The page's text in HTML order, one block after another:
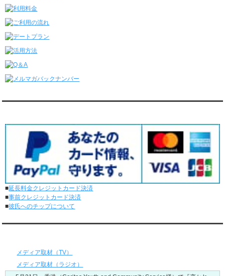
6/15～6/21
レンタル彼氏と4回のオンラインデートがありました。
6/8～6/14
レンタル彼氏と161回の通常デートがありました。
レンタル彼氏と3回のオンラインデートがありました。
6/1～6/7
レンタル彼氏と165回の通常デートがありました。
レンタル彼氏と153回の通常デートがありました。
レンタル彼氏と1回のオンラインデートがありました。
5/11～5/17
レンタル彼氏と164回の通常デートがありました。
レンタル彼氏と2回のオンラインデートがありました。
5/4～5/10
レンタル彼氏と151回の通常デートがありました。
レンタル彼氏と2回のオンラインデートがありました。
4/20～4/26
レンタル彼氏と159回の通常デートがありました。
レンタル彼氏と3回のオンラインデートがありました。
■延長料金クレジットカード決済
■事前クレジットカード決済
■彼氏へのチップについて
メディア取材（TV）
メディア取材（ラジオ）